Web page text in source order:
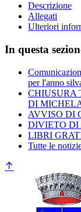
Descrizione
Allegati
Ulteriori
In questa
per l'anno
CHIUSURA
DI
AVVISO DI
DIVIETO DI
LIBRI
Tutte le